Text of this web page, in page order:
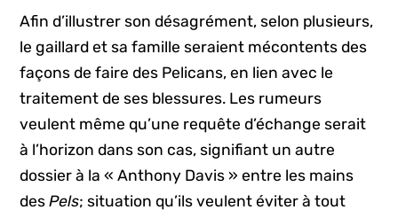
Afin d’illustrer son désagrément, selon plusieurs,
le gaillard et sa famille seraient mécontents des
façons de faire des Pelicans, en lien avec le
traitement de ses blessures. Les rumeurs
veulent même qu’une requête d’échange serait
à l’horizon dans son cas, signifiant un autre
dossier à la « Anthony Davis » entre les mains
desPels; situation qu’ils veulent éviter à tout